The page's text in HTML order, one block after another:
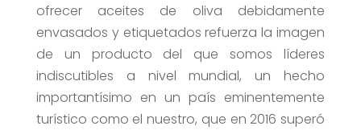
ofrecer aceites de oliva debidamente
envasados y etiquetados refuerza la imagen
de un producto del que somos líderes
indiscutibles a nivel mundial, un hecho
importantísimo en un país eminentemente
turístico como el nuestro, que en 2016 superó